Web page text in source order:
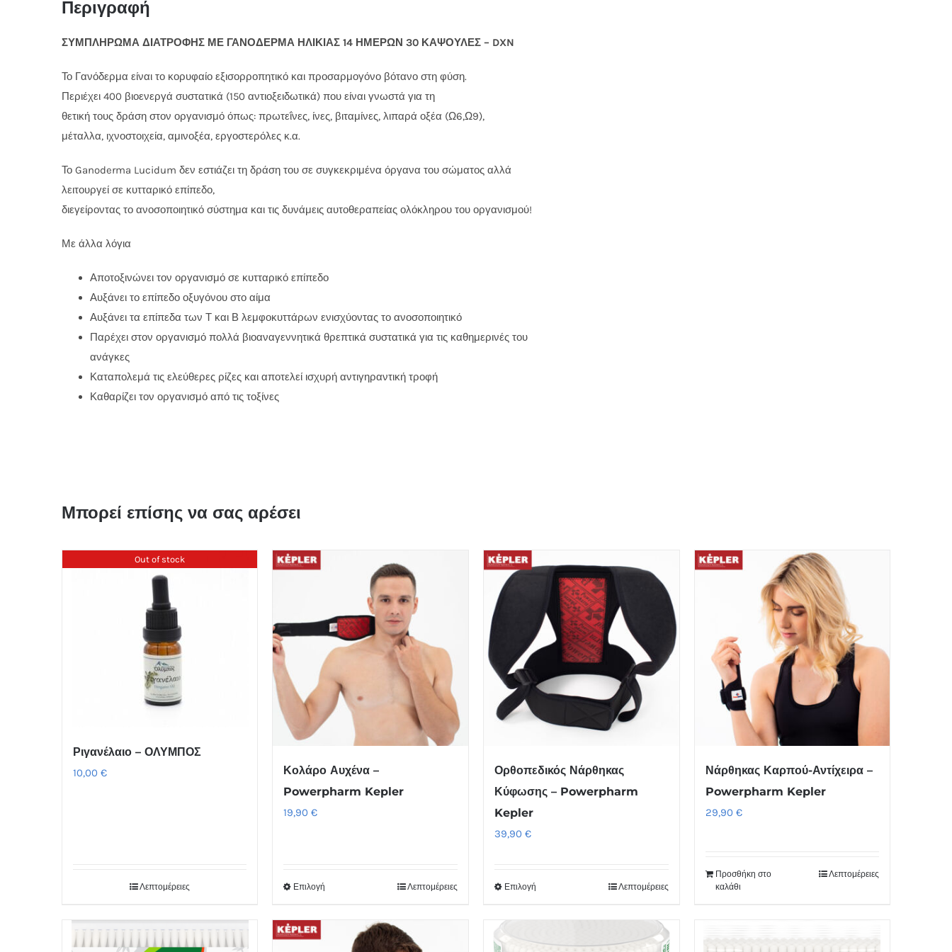
Περιγραφή
ΣΥΜΠΛΗΡΩΜΑ ΔΙΑΤΡΟΦΗΣ ΜΕ ΓΑΝΟΔΕΡΜΑ ΗΛΙΚΙΑΣ 14 ΗΜΕΡΩΝ 30 ΚΑΨΟΥΛΕΣ – DXN
Το Γανόδερμα είναι το κορυφαίο εξισορροπητικό και προσαρμογόνο βότανο στη φύση.
Περιέχει 400 βιοενεργά συστατικά (150 αντιοξειδωτικά) που είναι γνωστά για τη
θετική τους δράση στον οργανισμό όπως: πρωτεΐνες, ίνες, βιταμίνες, λιπαρά οξέα (Ω6,Ω9),
μέταλλα, ιχνοστοιχεία, αμινοξέα, εργοστερόλες κ.α.
Το Ganoderma Lucidum δεν εστιάζει τη δράση του σε συγκεκριμένα όργανα του σώματος αλλά
λειτουργεί σε κυτταρικό επίπεδο,
διεγείροντας το ανοσοποιητικό σύστημα και τις δυνάμεις αυτοθεραπείας ολόκληρου του οργανισμού!
Με άλλα λόγια
Αποτοξινώνει τον οργανισμό σε κυτταρικό επίπεδο
Αυξάνει το επίπεδο οξυγόνου στο αίμα
Αυξάνει τα επίπεδα των Τ και Β λεμφοκυττάρων ενισχύοντας το ανοσοποιητικό
Παρέχει στον οργανισμό πολλά βιοαναγεννητικά θρεπτικά συστατικά για τις καθημερινές του
ανάγκες
Καταπολεμά τις ελεύθερες ρίζες και αποτελεί ισχυρή αντιγηραντική τροφή
Καθαρίζει τον οργανισμό από τις τοξίνες
Μπορεί επίσης να σας αρέσει
Out of stock
Ριγανέλαιο – ΟΛΥΜΠΟΣ
10,00 €
Λεπτομέρειες
Κολάρο Αυχένα –
Powerpharm Kepler
19,90€
Επιλογή Λεπτομέρειες
Ορθοπεδικός Νάρθηκας
Κύφωσης – Powerpharm
Kepler
39,90 €
ΕπιλογήΑυτό
έχει
Λεπτομέρειες
Νάρθηκας Καρπού-Αντίχειρα –
Powerpharm Kepler
29,90 €
Προσθήκη στο
καλάθι
Λεπτομέρειες